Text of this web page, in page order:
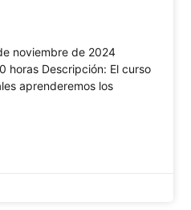
noviembre de 2024
horas Descripción: El curso
aprenderemos los